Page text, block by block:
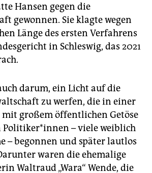
Hansen gegen die
gewonnen. Sie klagte wegen
Länge des ersten Verfahrens
in Schleswig, das 2021
darum, ein Licht auf die
zu werfen, die in einer
mit großem öffentlichen Getöse
Po­li­ti­ke­r*in­nen – viele weiblich
– begonnen und später lautlos
waren die ehemalige
Waltraud „Wara“ Wende, die